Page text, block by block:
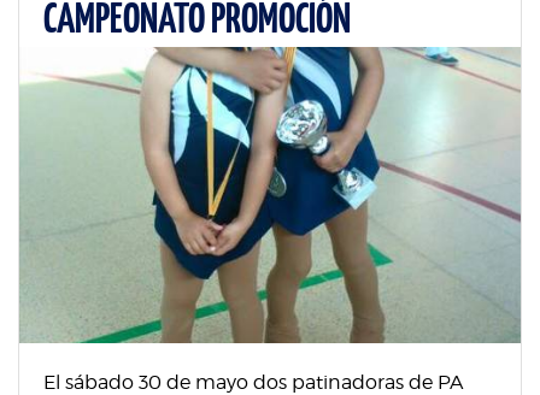
CAMPEONATO PROMOCIÓN
El sábado 30 de mayo dos patinadoras de PA